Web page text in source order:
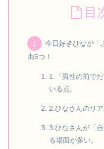
目
今日好きひなが「
由5つ！
1.「男性の前で
いる点。
2.ひなさんのリ
3.ひなさんが「
る場面が多い。